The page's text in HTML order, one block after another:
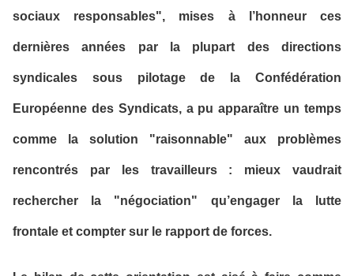
sociaux responsables", mises à l’honneur ces
dernières années par la plupart des directions
syndicales sous pilotage de la Confédération
Européenne des Syndicats, a pu apparaître un temps
comme la solution "raisonnable" aux problèmes
rencontrés par les travailleurs : mieux vaudrait
rechercher la "négociation" qu’engager la lutte
frontale et compter sur le rapport de forces.